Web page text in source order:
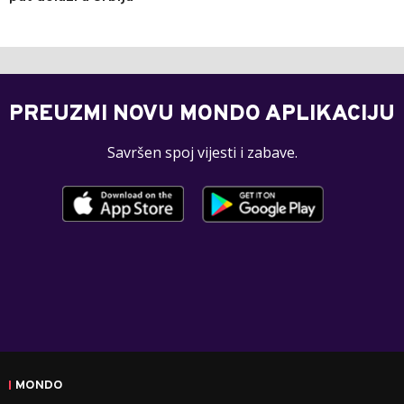
PREUZMI NOVU MONDO APLIKACIJU
Savršen spoj vijesti i zabave.
MONDO